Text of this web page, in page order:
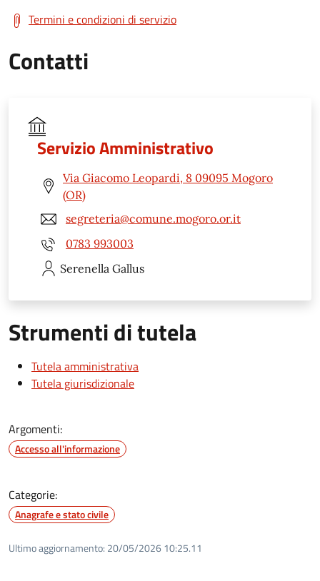
Termini e condizioni di servizio
Contatti
Servizio Amministrativo
Via Giacomo Leopardi, 8 09095 Mogoro
(OR)
segreteria@comune.mogoro.or.it
0783 993003
Serenella Gallus
Strumenti di tutela
Tutela amministrativa
Tutela giurisdizionale
Argomenti:
Accesso all'informazione
Categorie:
Anagrafe e stato civile
Ultimo aggiornamento: 20/05/2026 10:25.11